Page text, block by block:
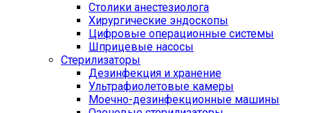
Столики анестезиолога
Хирургические эндоскопы
Цифровые операционные системы
Шприцевые насосы
Стерилизаторы
Дезинфекция и хранение
Ультрафиолетовые камеры
Моечно-дезинфекционные машины